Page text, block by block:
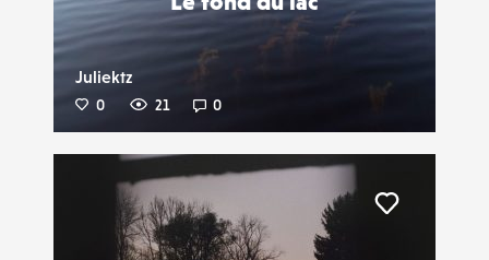
Juliektz
0 21 0